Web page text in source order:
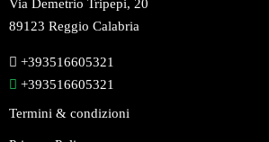
Via Demetrio Tripepi, 20
89123 Reggio Calabria
+393516605321
+393516605321
Termini & condizioni